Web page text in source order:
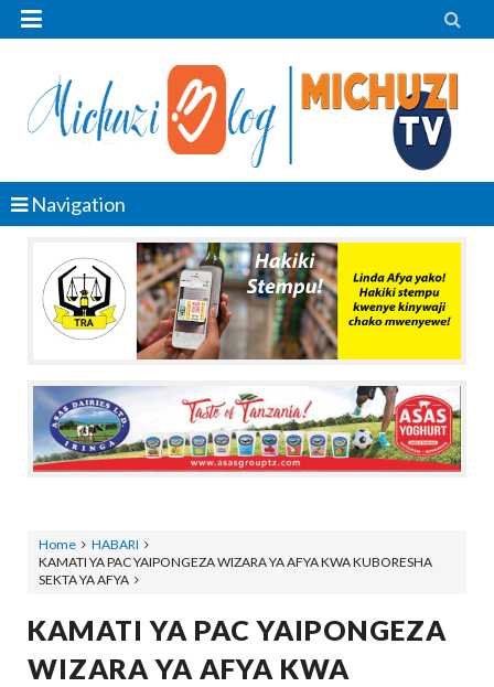
 
Navigation
Home
HABARI
KAMATI YA PAC YAIPONGEZA WIZARA YA AFYA KWA KUBORESHA
SEKTA YA AFYA
KAMATI YA PAC YAIPONGEZA
WIZARA YA AFYA KWA